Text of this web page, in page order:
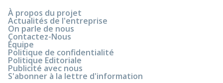
À propos du projet
Actualités de l'entreprise
On parle de nous
Contactez-Nous
Équipe
Politique de confidentialité
Politique Editoriale
Publicité avec nous
S'abonner à la lettre d'information